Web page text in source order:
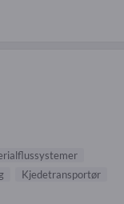
Kjedetransportør